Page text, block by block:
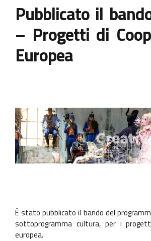
Pubblicato il
– Progetti di
Europea
È stato pubblicato il bando del
sottoprogramma cultura, per i
europea.